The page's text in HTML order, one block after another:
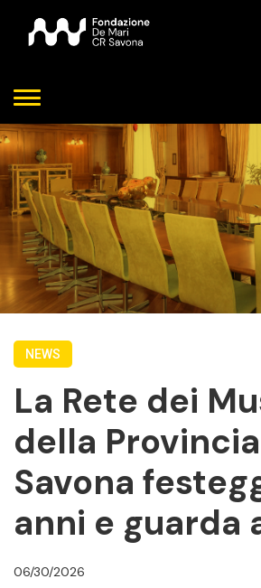
NEWS
La Rete dei
della
Savona
anni e guarda
06/30/2026